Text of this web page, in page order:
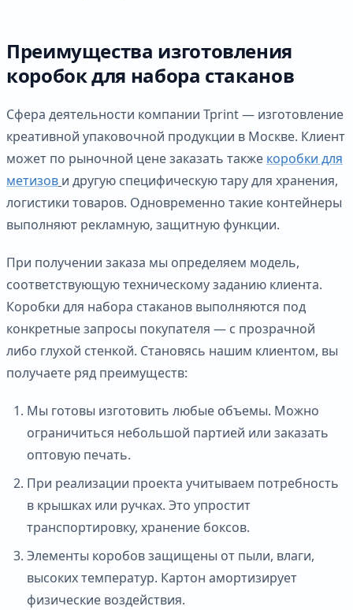
Преимущества изготовления
коробок для набора стаканов
Сфера деятельности компании Tprint — изготовление
креативной упаковочной продукции в Москве. Клиент
может по рыночной цене заказать также коробки для
метизов и другую специфическую тару для хранения,
логистики товаров. Одновременно такие контейнеры
выполняют рекламную, защитную функции.
При получении заказа мы определяем модель,
соответствующую техническому заданию клиента.
Коробки для набора стаканов выполняются под
конкретные запросы покупателя — с прозрачной
либо глухой стенкой. Становясь нашим клиентом, вы
получаете ряд преимуществ:
Мы готовы изготовить любые объемы. Можно
ограничиться небольшой партией или заказать
оптовую печать.
При реализации проекта учитываем потребность
в крышках или ручках. Это упростит
транспортировку, хранение боксов.
Элементы коробов защищены от пыли, влаги,
высоких температур. Картон амортизирует
физические воздействия.